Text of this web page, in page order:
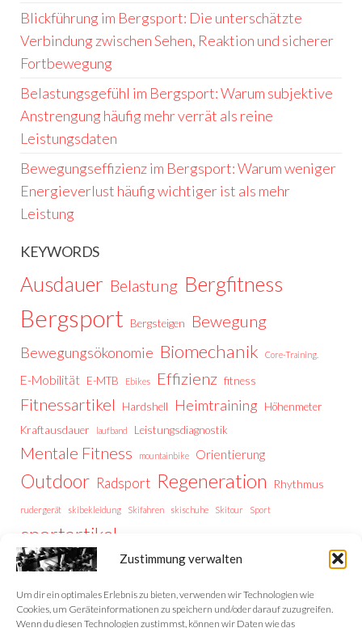
Zustimmung verwalten
Um dir ein optimales Erlebnis zu bieten, verwenden wir Technologien wie
Cookies, um Geräteinformationen zu speichern und/oder darauf zuzugreifen.
Wenn du diesen Technologien zustimmst, können wir Daten wie das
Blickführung im Bergsport: Die unterschätzte
Verbindung zwischen Sehen, Reaktion und sicherer
Fortbewegung
Belastungsgefühl im Bergsport: Warum subjektive
Anstrengung häufig mehr verrät als reine
Leistungsdaten
Bewegungseffizienz im Bergsport: Warum weniger
Energieverlust häufig wichtiger ist als mehr
Leistung
KEYWORDS
Ausdauer Belastung Bergfitness
Bergsport Bergsteigen Bewegung
Bewegungsökonomie Biomechanik Core-Training.
E-Mobilität E-MTB Ebikes Effizienz fitness
Fitnessartikel Hardshell Heimtraining
Höhenmeter
Kraftausdauer
laufband Leistungsdiagnostik
Mentale Fitness mountainbike Orientierung
Outdoor Radsport Regeneration Rhythmus
rudergerät skibekleidung Skifahren skischuhe Skitour Sport
sportartikel
Trainingssteuerung
Trainingstipps Trekking Trekking Vorbereitung